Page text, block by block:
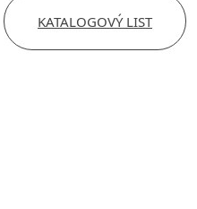
KATALOGOVÝ LIST